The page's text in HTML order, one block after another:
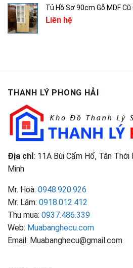
Tủ Hồ Sơ 90cm Gỗ MDF Cũ
Liên hệ
THANH LÝ PHONG HẢI
Địa chỉ: 11A Bùi Cẩm Hổ, Tân Thới
Minh
Mr. Hoà: 0948.920.926
Mr. Lâm: 0918.012.412
Thu mua: 0937.486.339
Web: Muabanghecu.com
Email: Muabanghecu@gmail.com